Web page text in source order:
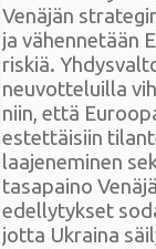
Venäjän
ja vähennetään
riskiä.
neuvotteluilla
niin, että
estettäisiin
laajeneminen
tasapaino
edellytykset
jotta Ukraina